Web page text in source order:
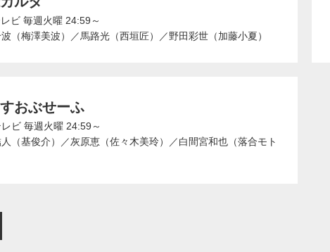
ビ 毎週火曜 24:59～
（梅澤美波）
／馬路光（西垣匠） ／野田彩世（加藤小夏）
おぶせーふ
ビ 毎週火曜 24:59～
（基俊介）
／灰原恵（佐々木美玲） ／白間宮和也（落合モト